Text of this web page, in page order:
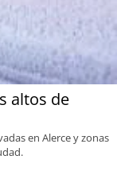
altos de
en Alerce y zonas